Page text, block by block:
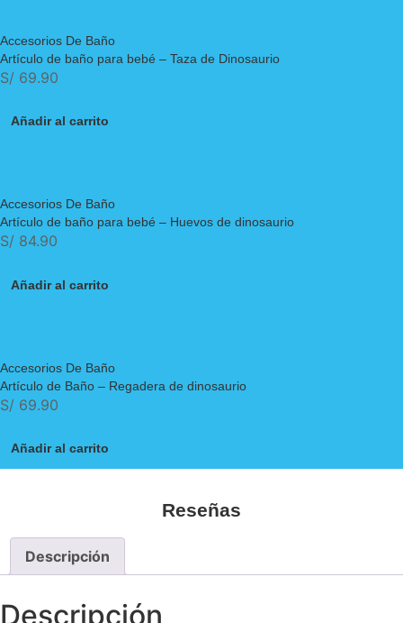
Accesorios De Baño
Artículo de baño para bebé – Taza de Dinosaurio
S/ 69.90
Añadir al carrito
Accesorios De Baño
Artículo de baño para bebé – Huevos de dinosaurio
S/ 84.90
Añadir al carrito
Accesorios De Baño
Artículo de Baño – Regadera de dinosaurio
S/ 69.90
Añadir al carrito
Reseñas
Descripción
Descripción